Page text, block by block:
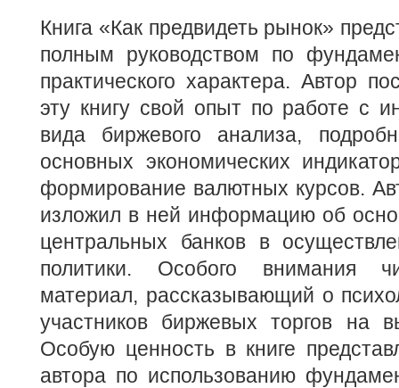
Книга «Как предвидеть рынок»
полным руководством по
практического характера. Автор
эту книгу свой опыт по работе с
вида биржевого анализа,
основных экономических
формирование валютных курсов.
изложил в ней информацию об
центральных банков в
политики. Особого внимания
материал, рассказывающий о
участников биржевых торгов на
Особую ценность в книге
автора по использованию